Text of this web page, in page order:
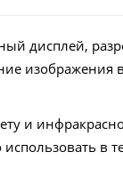
дисплей,
изображения
и
в